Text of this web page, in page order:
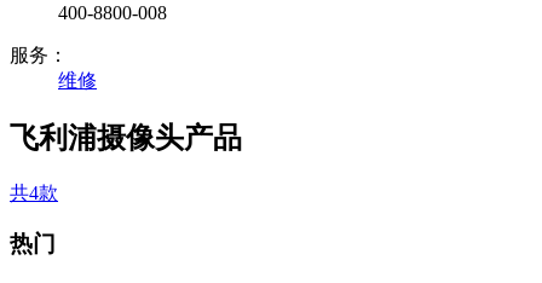
400-8800-008
服务：
维修
飞利浦摄像头产品
共4款
热门